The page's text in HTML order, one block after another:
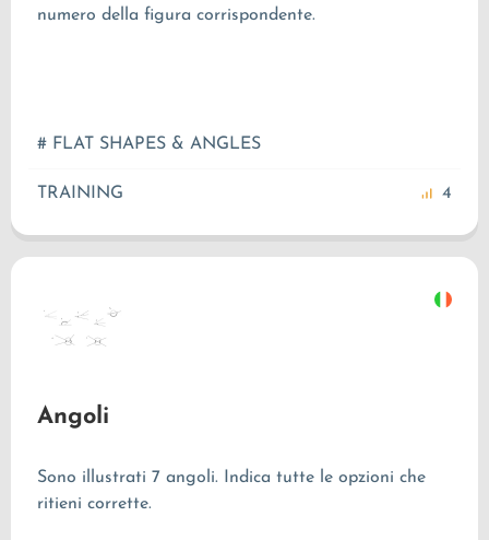
numero della figura corrispondente.
# FLAT SHAPES & ANGLES
TRAINING 4
Angoli
Sono illustrati 7 angoli. Indica tutte le opzioni che
ritieni corrette.